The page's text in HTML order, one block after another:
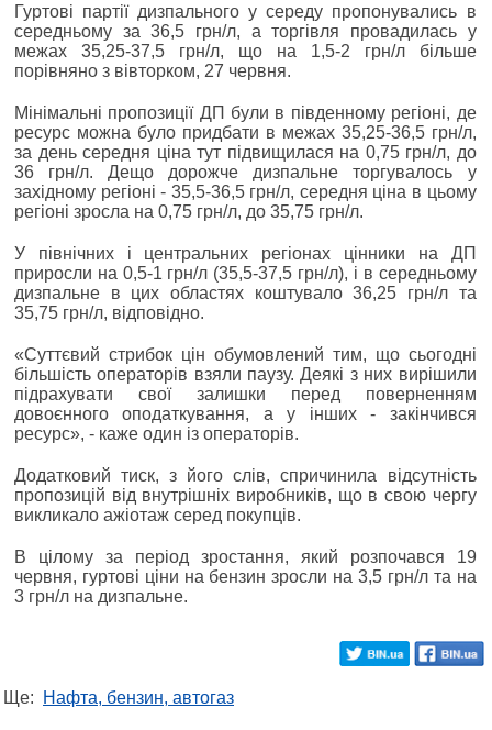
Гуртові партії дизпального у середу пропонувались в
середньому за 36,5 грн/л, а торгівля провадилась у
межах 35,25-37,5 грн/л, що на 1,5-2 грн/л більше
порівняно з вівторком, 27 червня.
Мінімальні пропозиції ДП були в південному регіоні, де
ресурс можна було придбати в межах 35,25-36,5 грн/л,
за день середня ціна тут підвищилася на 0,75 грн/л, до
36 грн/л. Дещо дорожче дизпальне торгувалось у
західному регіоні - 35,5-36,5 грн/л, середня ціна в цьому
регіоні зросла на 0,75 грн/л, до 35,75 грн/л.
У північних і центральних регіонах цінники на ДП
приросли на 0,5-1 грн/л (35,5-37,5 грн/л), і в середньому
дизпальне в цих областях коштувало 36,25 грн/л та
35,75 грн/л, відповідно.
«Суттєвий стрибок цін обумовлений тим, що сьогодні
більшість операторів взяли паузу. Деякі з них вирішили
підрахувати свої залишки перед поверненням
довоєнного оподаткування, а у інших - закінчився
ресурс», - каже один із операторів.
Додатковий тиск, з його слів, спричинила відсутність
пропозицій від внутрішніх виробників, що в свою чергу
викликало ажіотаж серед покупців.
В цілому за період зростання, який розпочався 19
червня, гуртові ціни на бензин зросли на 3,5 грн/л та на
3 грн/л на дизпальне.
Ще: Нафта, бензин, автогаз